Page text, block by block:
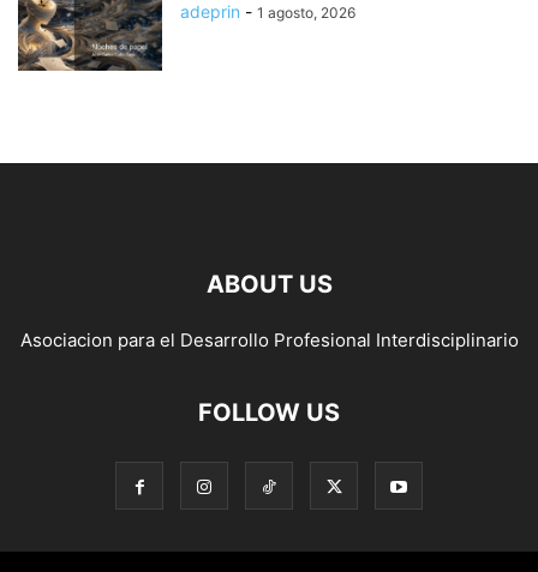
adeprin - 1 agosto, 2026
ABOUT US
Asociacion para el Desarrollo Profesional Interdisciplinario
FOLLOW US